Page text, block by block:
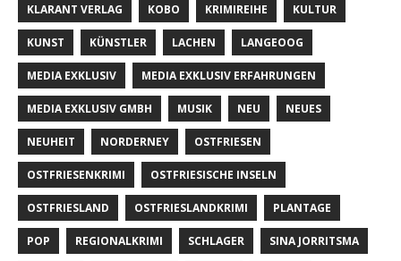
KLARANT VERLAG KOBO KRIMIREIHE KULTUR
KUNST KÜNSTLER LACHEN LANGEOOG
MEDIA EXKLUSIV MEDIA EXKLUSIV ERFAHRUNGEN
MEDIA EXKLUSIV GMBH MUSIK NEU NEUES
NEUHEIT NORDERNEY OSTFRIESEN
OSTFRIESENKRIMI OSTFRIESISCHE INSELN
OSTFRIESLAND OSTFRIESLANDKRIMI PLANTAGE
POP REGIONALKRIMI SCHLAGER SINA JORRITSMA